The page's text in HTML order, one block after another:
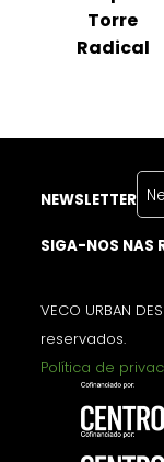
Torre
Radical
NEWSLETTER
SIGA-NOS NAS
VECO URBAN
reservados.
Política de